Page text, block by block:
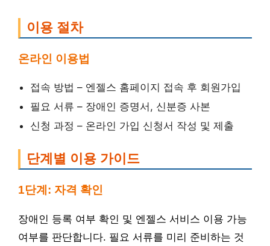
이용 절차
온라인 이용법
접속 방법 – 엔젤스 홈페이지 접속 후 회원가입
필요 서류 – 장애인 증명서, 신분증 사본
신청 과정 – 온라인 가입 신청서 작성 및 제출
단계별 이용 가이드
1단계: 자격 확인
장애인 등록 여부 확인 및 엔젤스 서비스 이용 가능
여부를 판단합니다. 필요 서류를 미리 준비하는 것